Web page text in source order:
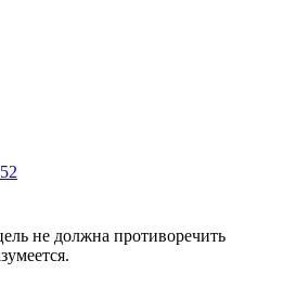
не должна противоречить